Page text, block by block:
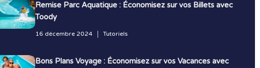
Remise Parc Aquatique : Économisez sur vos Billets avec
Toody
16 décembre 2024 Tutoriels
Bons Plans Voyage : Économisez sur vos Vacances avec